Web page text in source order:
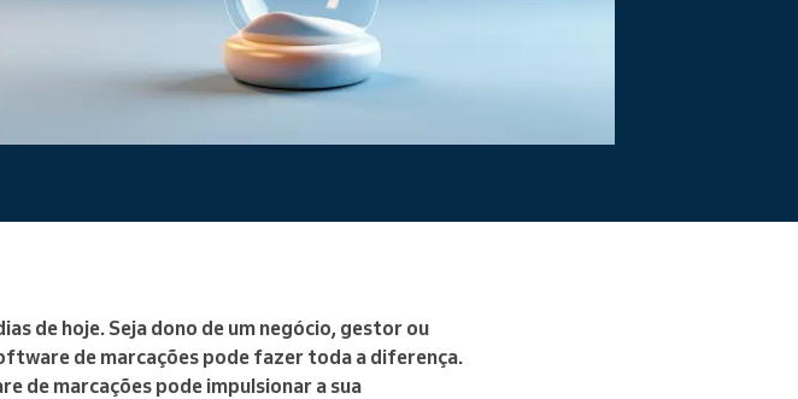
Ler mais
de hoje. Seja dono de um negócio, gestor ou
de marcações pode fazer toda a diferença.
de marcações pode impulsionar a sua